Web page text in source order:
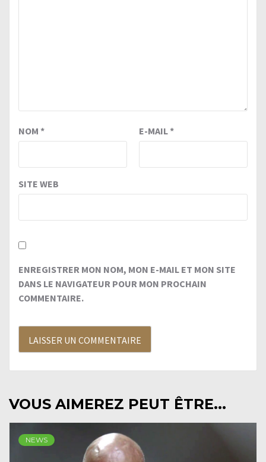
NOM * E-MAIL*
SITE WEB
ENREGISTRER MON NOM, MON E-MAIL ET MON SITE
DANS LE NAVIGATEUR POUR MON PROCHAIN
COMMENTAIRE.
VOUS AIMEREZ PEUT ÊTRE...
NEWS